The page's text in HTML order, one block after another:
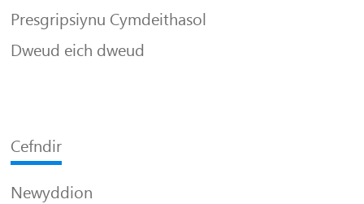
Presgripsiynu Cymdeithasol
Dweud eich dweud
Cefndir
Newyddion